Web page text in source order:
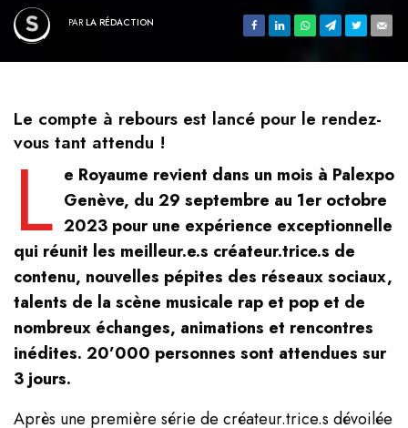
PAR LA RÉDACTION
Le compte à rebours est lancé pour le rendez-
vous tant attendu !
L e Royaume revient dans un mois à Palexpo
Genève, du 29 septembre au 1er octobre
2023 pour une expérience exceptionnelle
qui réunit les meilleur.e.s créateur.trice.s de
contenu, nouvelles pépites des réseaux sociaux,
talents de la scène musicale rap et pop et de
nombreux échanges, animations et rencontres
inédites. 20’000 personnes sont attendues sur
3 jours.
Après une première série de créateur.trice.s dévoilée